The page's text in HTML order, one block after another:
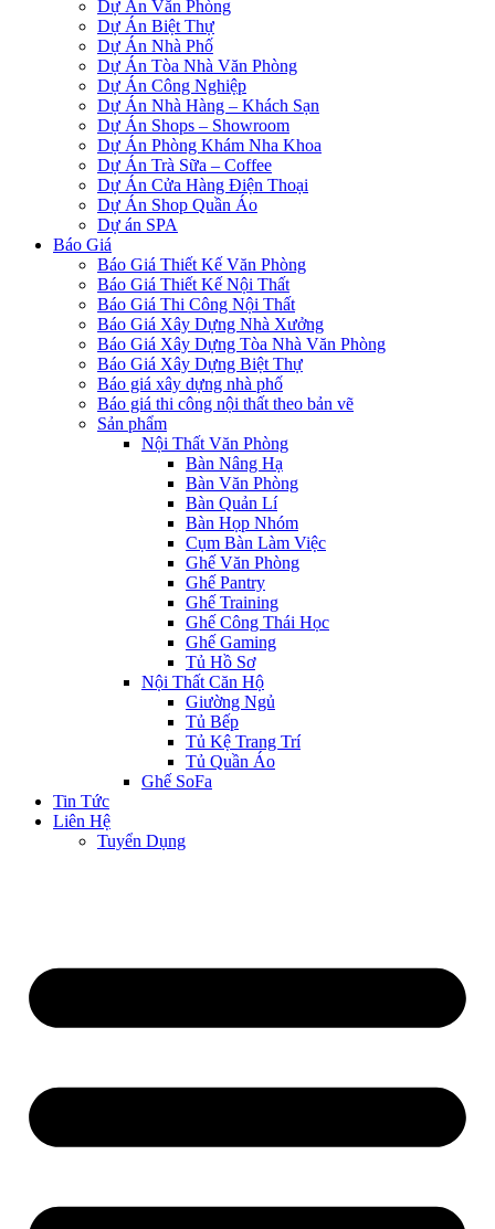
Dự Án Văn Phòng
Dự Án Biệt Thự
Dự Án Nhà Phố
Dự Án Tòa Nhà Văn Phòng
Dự Án Công Nghiệp
Dự Án Nhà Hàng – Khách Sạn
Dự Án Shops – Showroom
Dự Án Phòng Khám Nha Khoa
Dự Án Trà Sữa – Coffee
Dự Án Cửa Hàng Điện Thoại
Dự Án Shop Quần Áo
Dự án SPA
Báo Giá
Báo Giá Thiết Kế Văn Phòng
Báo Giá Thiết Kế Nội Thất
Báo Giá Thi Công Nội Thất
Báo Giá Xây Dựng Nhà Xưởng
Báo Giá Xây Dựng Tòa Nhà Văn Phòng
Báo Giá Xây Dựng Biệt Thự
Báo giá xây dựng nhà phố
Báo giá thi công nội thất theo bản vẽ
Sản phẩm
Nội Thất Văn Phòng
Bàn Nâng Hạ
Bàn Văn Phòng
Bàn Quản Lí
Bàn Họp Nhóm
Cụm Bàn Làm Việc
Ghế Văn Phòng
Ghế Pantry
Ghế Training
Ghế Công Thái Học
Ghế Gaming
Tủ Hồ Sơ
Nội Thất Căn Hộ
Giường Ngủ
Tủ Bếp
Tủ Kệ Trang Trí
Tủ Quần Áo
Ghế SoFa
Tin Tức
Liên Hệ
Tuyển Dụng